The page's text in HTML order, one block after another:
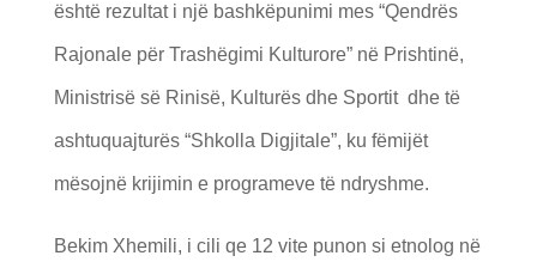
është rezultat i një bashkëpunimi mes “Qendrës
Rajonale për Trashëgimi Kulturore” në Prishtinë,
Ministrisë së Rinisë, Kulturës dhe Sportit dhe të
ashtuquajturës “Shkolla Digjitale”, ku fëmijët
mësojnë krijimin e programeve të ndryshme.
Bekim Xhemili, i cili qe 12 vite punon si etnolog në